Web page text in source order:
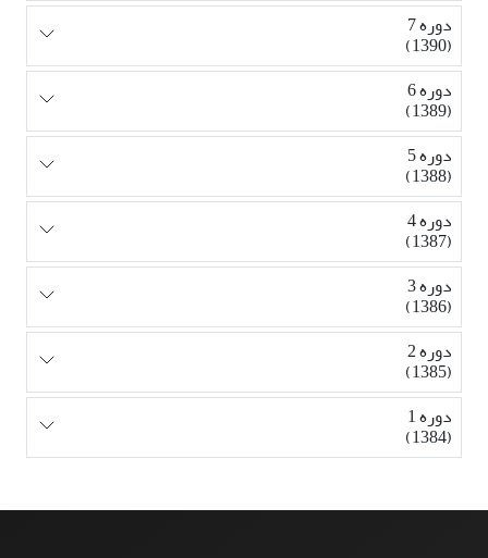
دوره 7
(1390)
دوره 6
(1389)
دوره 5
(1388)
دوره 4
(1387)
دوره 3
(1386)
دوره 2
(1385)
دوره 1
(1384)